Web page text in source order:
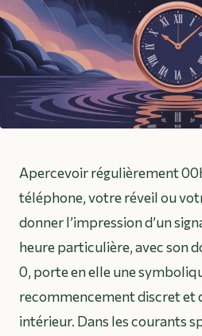
Apercevoir régulièrement
téléphone, votre réveil ou
donner l’impression d’un
heure particulière, avec son
0, porte en elle une
recommencement discret et
intérieur. Dans les courants